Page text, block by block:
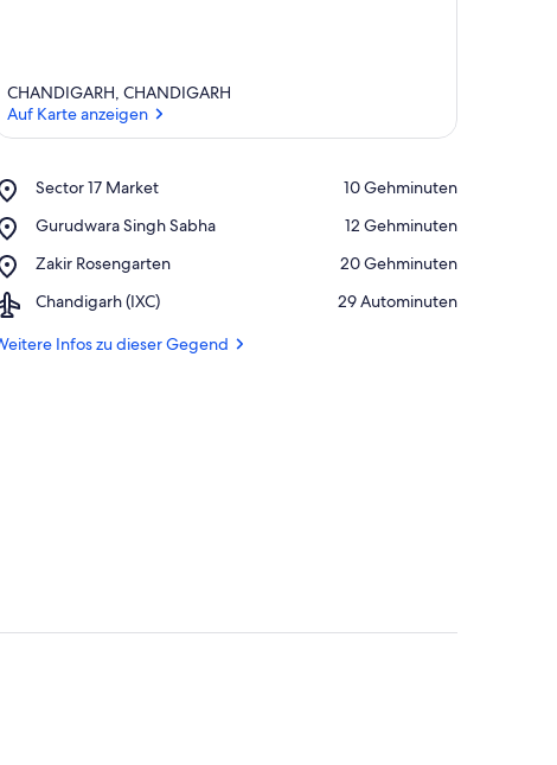
CHANDIGARH, CHANDIGARH
Auf Karte anzeigen
Sector 17 Market
Place,
17
‪10 Gehminuten‬
Gurudwara Singh Sabha
Place,
Singh
‪12 Gehminuten‬
Zakir Rosengarten
Place,
Rosengarten
‪20 Gehminuten‬
Chandigarh (IXC)
Airport,
(IXC)
‪29 Autominuten‬
Infos zu dieser Gegend